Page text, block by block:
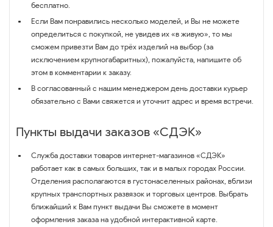
бесплатно.
Если Вам понравились несколько моделей, и Вы не можете
определиться с покупкой, не увидев их «в живую», то мы
сможем привезти Вам до трёх изделий на выбор (за
исключением крупногабаритных), пожалуйста, напишите об
этом в комментарии к заказу.
В согласованный с нашим менеджером день доставки курьер
обязательно с Вами свяжется и уточнит адрес и время встречи.
Пункты выдачи заказов «СДЭК»
Служба доставки товаров интернет-магазинов «СДЭК»
работает как в самых больших, так и в малых городах России.
Отделения располагаются в густонаселенных районах, вблизи
крупных транспортных развязок и торговых центров. Выбрать
ближайший к Вам пункт выдачи Вы сможете в момент
оформления заказа на удобной интерактивной карте.